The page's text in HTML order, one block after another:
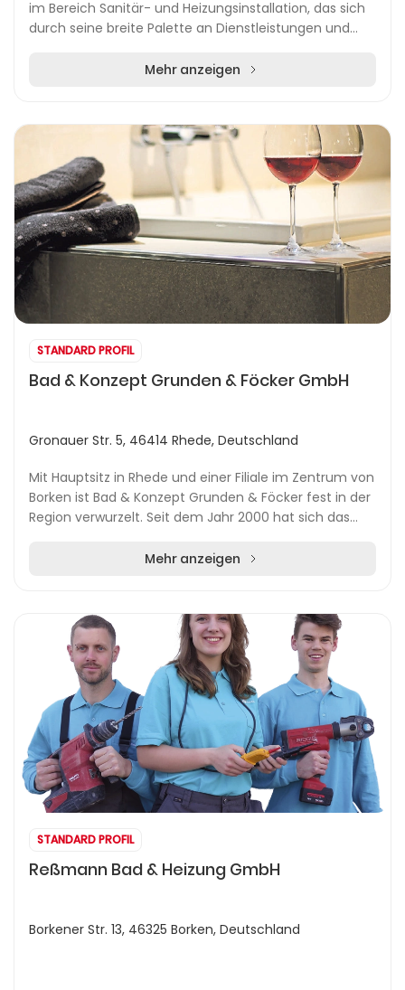
im Bereich Sanitär- und Heizungsinstallation, das sich
durch seine breite Palette an Dienstleistungen und
Mehr anzeigen
STANDARD PROFIL
Bad & Konzept Grunden & Föcker GmbH
Gronauer Str. 5, 46414 Rhede, Deutschland
Mit Hauptsitz in Rhede und einer Filiale im Zentrum von
Borken ist Bad & Konzept Grunden & Föcker fest in der
Region verwurzelt. Seit dem Jahr 2000 hat sich das
Mehr anzeigen
STANDARD PROFIL
Reßmann Bad & Heizung GmbH
Borkener Str. 13, 46325 Borken, Deutschland